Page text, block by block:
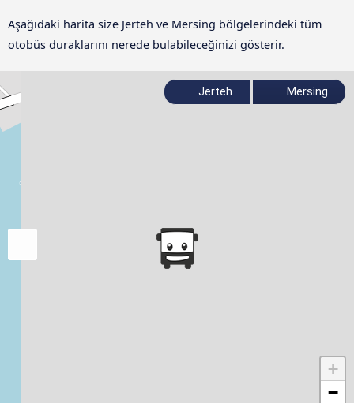
Aşağıdaki harita size Jerteh ve Mersing bölgelerindeki tüm
otobüs duraklarını nerede bulabileceğinizi gösterir.
+
−
Jerteh Mersing